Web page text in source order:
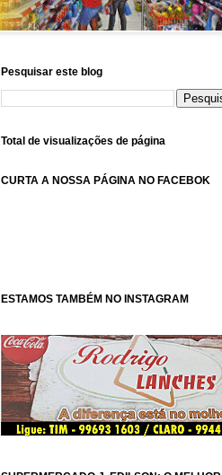
Pesquisar este blog
Total de visualizações de página
CURTA A NOSSA PÁGINA NO FACEBOK
ESTAMOS TAMBÉM NO INSTAGRAM